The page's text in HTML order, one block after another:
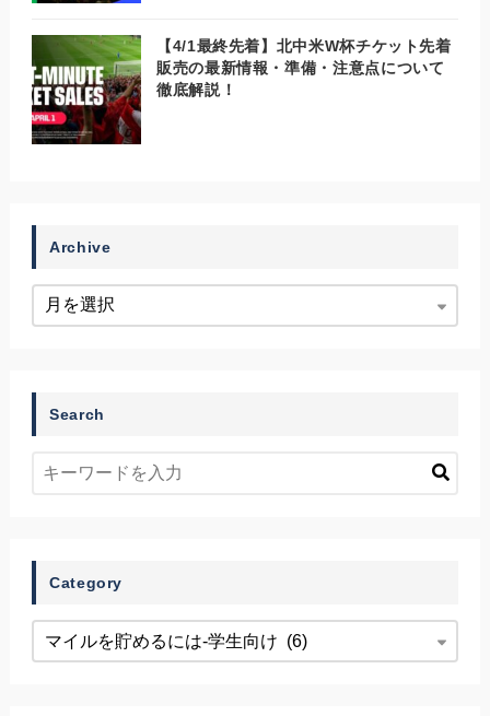
【4/1最終先着】北中米W杯チケット先着
販売の最新情報・準備・注意点について
徹底解説！
Archive
Search
Category